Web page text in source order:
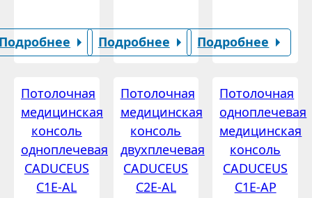
Подробнее Подробнее
Потолочная
медицинская
консоль
одноплечевая
CADUCEUS
C1E-AL
Потолочная
медицинская
консоль
двухплечевая
CADUCEUS
C2E-AL
Потолочная
одноплечевая
медицинская
консоль
CADUCEUS
C1E-AP